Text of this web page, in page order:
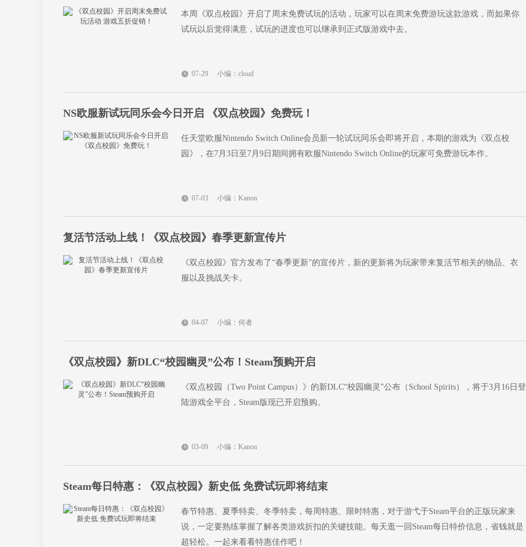
本周《双点校园》开启了周末免费试玩的活动，玩家可以在周末免费游玩这款游戏，而如果你
试玩以后觉得满意，试玩的进度也可以继承到正式版游戏中去。
07-29 小编：cloud
NS欧服新试玩同乐会今日开启 《双点校园》免费玩！
任天堂欧服Nintendo Switch Online会员新一轮试玩同乐会即将开启，本期的游戏为《双点校
园》，在7月3日至7月9日期间拥有欧服Nintendo Switch Online的玩家可免费游玩本作。
07-03 小编：Kanon
复活节活动上线！《双点校园》春季更新宣传片
《双点校园》官方发布了“春季更新”的宣传片，新的更新将为玩家带来复活节相关的物品、衣
服以及挑战关卡。
04-07 小编：何者
《双点校园》新DLC“校园幽灵”公布！Steam预购开启
《双点校园（Two Point Campus）》的新DLC“校园幽灵”公布（School Spirits），将于3月16日登
陆游戏全平台，Steam版现已开启预购。
03-09 小编：Kanon
Steam每日特惠：《双点校园》新史低 免费试玩即将结束
春节特惠、夏季特卖、冬季特卖，每周特惠、限时特惠，对于游弋于Steam平台的正版玩家来
说，一定要熟练掌握了解各类游戏折扣的关键技能。每天逛一回Steam每日特价信息，省钱就是
超轻松。一起来看看特惠佳作吧！